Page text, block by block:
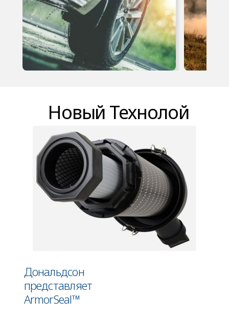
Новый Технолой
Дональдсон
представляет
ArmorSeal™